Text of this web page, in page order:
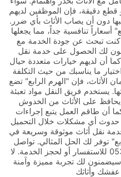
دقيقة، فإن الموظفين لديهم
دون أن يصاب الأثاث بأي ضرر.
أسعاراً تنافسية جداً، مما يجعلها
كنت تبحث عن جودة الخدمة مع
لك الحصول على خدمة نقل
أن لديهم خيارات متعددة حيال
ما يناسبك من حيث التكلفة
الأثاث، فإن "الهرم الرابع" تضع
يستخدم فريق النقل مواد تعبئة
يحافظ على الأثاث من الخدوش
أن طاقم العمل يتبع إجراءات
حدوث أي مشكلات خلال التحميل
نقل أثاث موثوقة وسريعة في
توفر لك الحل المثالي. تواصل
معهم على الرقم 0537017666 للاستفسار أو لحجز الخدمة. لا
لك تجربة مميزة وآمنة